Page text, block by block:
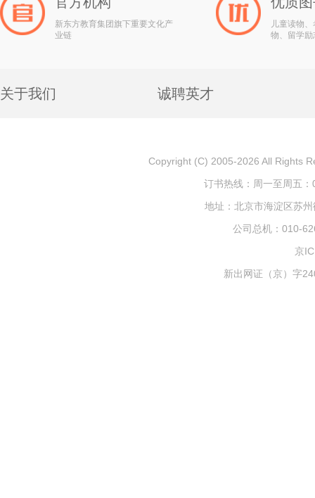
新东方教育集团旗下重要文化产
业链
儿童读物
物、留学
关于我们 诚聘英才
Copyright (C) 2005-2026 All Rights
订书热线：周一至周五
地址：北京市海淀区苏
公司总机：010-
京
新出网证（京）字